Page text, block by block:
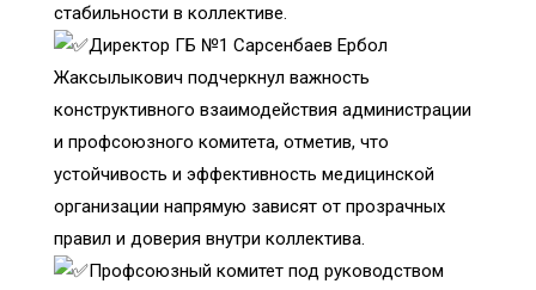
стабильности в коллективе.
Директор ГБ №1 Сарсенбаев Ербол
Жаксылыкович подчеркнул важность
конструктивного взаимодействия администрации
и профсоюзного комитета, отметив, что
устойчивость и эффективность медицинской
организации напрямую зависят от прозрачных
правил и доверия внутри коллектива.
Профсоюзный комитет под руководством